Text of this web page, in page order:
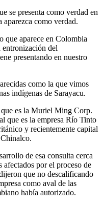
se presenta como verdad en
como verdad.
que aparece en Colombia
entronización del
presentando en nuestro
como la que vimos
indígenas de Sarayacu.
que es la Muriel Ming Corp.
que es la empresa Río Tinto
y recientemente capital
de esa consulta cerca
afectados por el proceso de
que no descalificando
como aval de las
había autorizado.